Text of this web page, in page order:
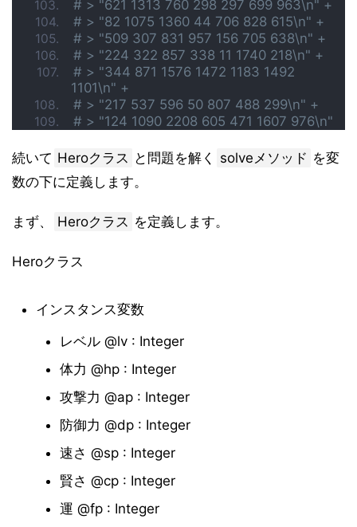
# > "621 1313 760 298 297 699 963\n" +
# > "82 1075 1360 44 706 828 615\n" +
# > "509 307 831 957 156 705 638\n" +
# > "224 322 857 338 11 1740 218\n" +
# > "344 871 1576 1472 1183 1492
1101\n" +
# > "217 537 596 50 807 488 299\n" +
# > "124 1090 2208 605 471 1607 976\n"
続いて Heroクラス と問題を解く solveメソッド を変
数の下に定義します。
まず、 Heroクラス を定義します。
Heroクラス
インスタンス変数
レベル @lv : Integer
体力 @hp : Integer
攻撃力 @ap : Integer
防御力 @dp : Integer
速さ @sp : Integer
賢さ @cp : Integer
運 @fp : Integer